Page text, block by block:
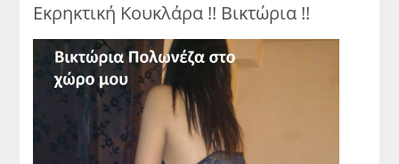
Εκρηκτική Κουκλάρα !! Βικτώρια !!